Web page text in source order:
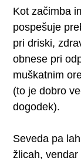
Kot začimba
pospešuje
pri driski,
obnese pri
muškatnim
(to je dobro
dogodek).
Seveda pa
žlicah,